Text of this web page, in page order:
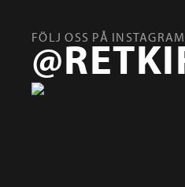
FÖLJ OSS PÅ INSTAGRAM